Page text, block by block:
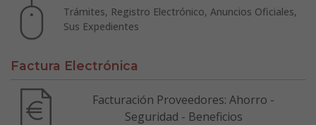
Trámites, Registro Electrónico, Anuncios Oficiales,
Sus Expedientes
Factura Electrónica
Facturación Proveedores: Ahorro -
Seguridad - Beneficios